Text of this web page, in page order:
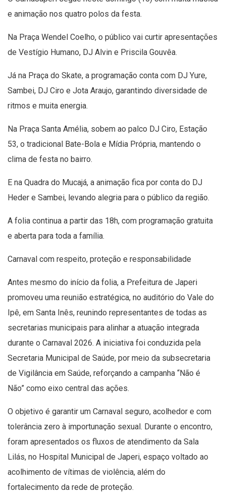
e animação nos quatro polos da festa.
Na Praça Wendel Coelho, o público vai curtir apresentações
de Vestígio Humano, DJ Alvin e Priscila Gouvêa.
Já na Praça do Skate, a programação conta com DJ Yure,
Sambei, DJ Ciro e Jota Araujo, garantindo diversidade de
ritmos e muita energia.
Na Praça Santa Amélia, sobem ao palco DJ Ciro, Estação
53, o tradicional Bate-Bola e Mídia Própria, mantendo o
clima de festa no bairro.
E na Quadra do Mucajá, a animação fica por conta do DJ
Heder e Sambei, levando alegria para o público da região.
A folia continua a partir das 18h, com programação gratuita
e aberta para toda a família.
Carnaval com respeito, proteção e responsabilidade
Antes mesmo do início da folia, a Prefeitura de Japeri
promoveu uma reunião estratégica, no auditório do Vale do
Ipê, em Santa Inês, reunindo representantes de todas as
secretarias municipais para alinhar a atuação integrada
durante o Carnaval 2026. A iniciativa foi conduzida pela
Secretaria Municipal de Saúde, por meio da subsecretaria
de Vigilância em Saúde, reforçando a campanha “Não é
Não” como eixo central das ações.
O objetivo é garantir um Carnaval seguro, acolhedor e com
tolerância zero à importunação sexual. Durante o encontro,
foram apresentados os fluxos de atendimento da Sala
Lilás, no Hospital Municipal de Japeri, espaço voltado ao
acolhimento de vítimas de violência, além do
fortalecimento da rede de proteção.